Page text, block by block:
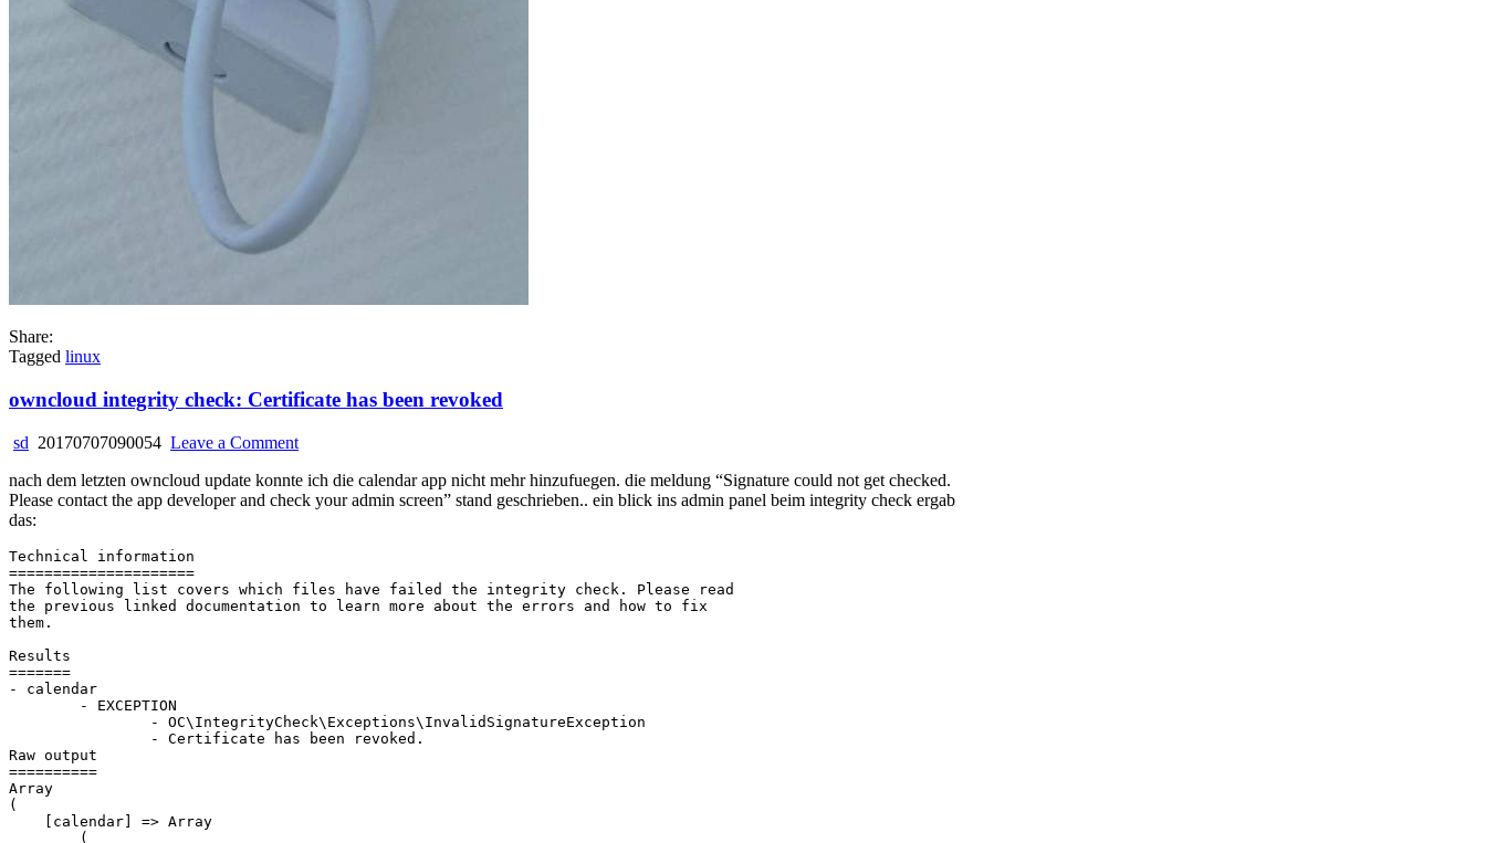
Share:
Tagged linux
owncloud integrity check: Certificate has been revoked
sd 20170707090054 Leave a Commenton
integrity
check:
revoked
nach dem letzten owncloud update konnte ich die calendar app nicht mehr hinzufuegen. die meldung “Signature could not get checked.
Please contact the app developer and check your admin screen” stand geschrieben.. ein blick ins admin panel beim integrity check ergab
das:
Technical information
=====================
The following list covers which files have failed the integrity check. Please read
the previous linked documentation to learn more about the errors and how to fix
them.
Results
=======
- calendar
Raw output
==========
Array
(
    [calendar] => Array
        (